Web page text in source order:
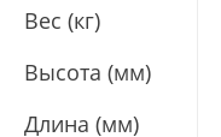
Вес (кг)
Высота (мм)
Длина (мм)